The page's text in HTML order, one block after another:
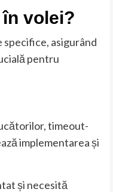
volei?
specifice, asigurând
pentru
timeout-
implementarea și
și necesită